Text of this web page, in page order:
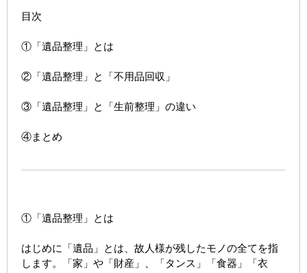
目次
①「遺品整理」とは
②「遺品整理」と「不用品回収」
③「遺品整理」と「生前整理」の違い
④まとめ
①「遺品整理」とは
はじめに「遺品」とは、故人様が残したモノの全てを指
します。「家」や「財産」、「タンス」「食器」「衣